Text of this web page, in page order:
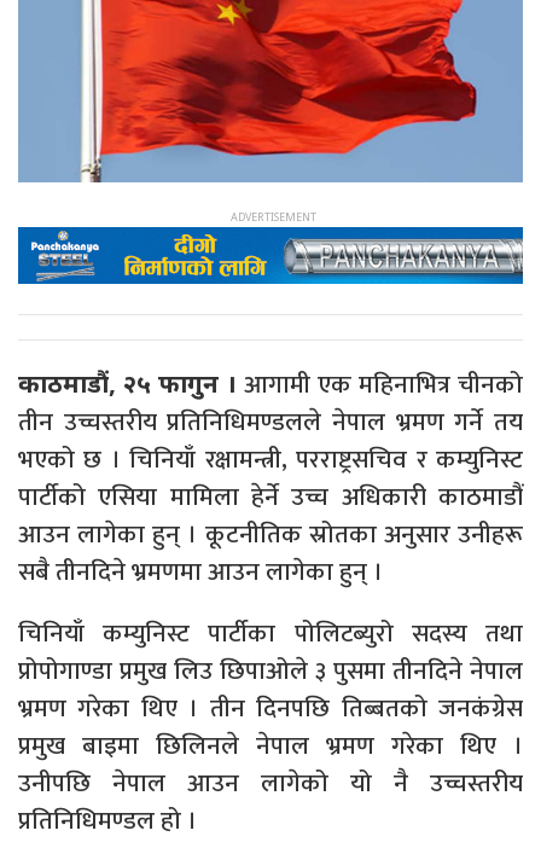
काठमाडौं, २५ फागुन । आगामी एक महिनाभित्र चीनको
तीन उच्चस्तरीय प्रतिनिधिमण्डलले नेपाल भ्रमण गर्ने तय
भएको छ । चिनियाँ रक्षामन्त्री, परराष्ट्रसचिव र कम्युनिस्ट
पार्टीको एसिया मामिला हेर्ने उच्च अधिकारी काठमाडौं
आउन लागेका हुन् । कूटनीतिक स्रोतका अनुसार उनीहरू
सबै तीनदिने भ्रमणमा आउन लागेका हुन् ।
चिनियाँ कम्युनिस्ट पार्टीका पोलिटब्युरो सदस्य तथा
प्रोपोगाण्डा प्रमुख लिउ छिपाओले ३ पुसमा तीनदिने नेपाल
भ्रमण गरेका थिए । तीन दिनपछि तिब्बतको जनकंग्रेस
प्रमुख बाइमा छिलिनले नेपाल भ्रमण गरेका थिए ।
उनीपछि नेपाल आउन लागेको यो नै उच्चस्तरीय
प्रतिनिधिमण्डल हो ।